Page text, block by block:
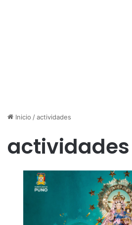
Inicio /actividades
actividades